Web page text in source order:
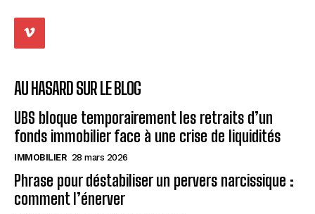
AU HASARD SUR LE BLOG
UBS bloque temporairement les retraits d’un
fonds immobilier face à une crise de liquidités
IMMOBILIER 28 mars 2026
Phrase pour déstabiliser un pervers narcissique :
comment l’énerver